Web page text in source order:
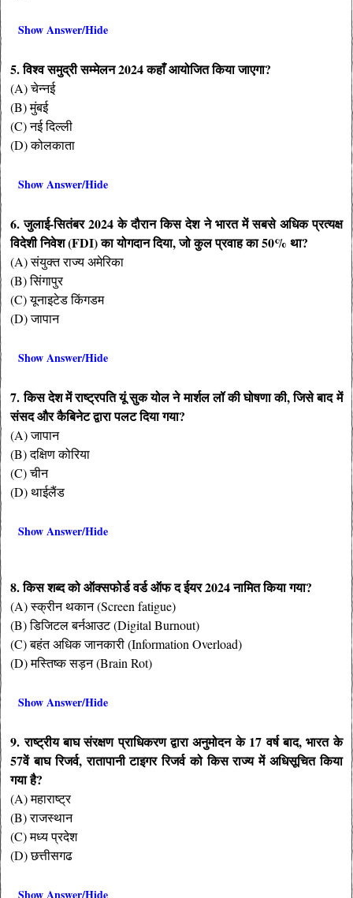
Show Answer/Hide
5. विश्व समुद्री सम्मेलन 2024 कहाँ आयोजित किया जाएगा?
(A) चेन्नई
(B) मुंबई
(C) नई दिल्ली
(D) कोलकाता
Show Answer/Hide
6. जुलाई-सितंबर 2024 के दौरान किस देश ने भारत में सबसे अधिक प्रत्यक्ष
विदेशी निवेश (FDI) का योगदान दिया, जो कुल प्रवाह का 50% था?
(A) संयुक्त राज्य अमेरिका
(B) सिंगापुर
(C) यूनाइटेड किंगडम
(D) जापान
Show Answer/Hide
7. किस देश में राष्ट्रपति यूं सुक योल ने मार्शल लॉ की घोषणा की, जिसे बाद में
संसद और कैबिनेट द्वारा पलट दिया गया?
(A) जापान
(B) दक्षिण कोरिया
(C) चीन
(D) थाईलैंड
Show Answer/Hide
8. किस शब्द को ऑक्सफोर्ड वर्ड ऑफ द ईयर 2024 नामित किया गया?
(A) स्क्रीन थकान (Screen fatigue)
(B) डिजिटल बर्नआउट (Digital Burnout)
(C) बहंत अधिक जानकारी (Information Overload)
(D) मस्तिष्क सड़न (Brain Rot)
Show Answer/Hide
9. राष्ट्रीय बाघ संरक्षण प्राधिकरण द्वारा अनुमोदन के 17 वर्ष बाद, भारत के
57वें बाघ रिजर्व, रातापानी टाइगर रिजर्व को किस राज्य में अधिसूचित किया
गया है?
(A) महाराष्ट्र
(B) राजस्थान
(C) मध्य प्रदेश
(D) छत्तीसगढ
Show Answer/Hide